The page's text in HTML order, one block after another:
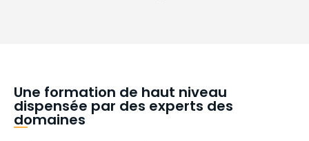
Une formation de haut niveau
dispensée par des experts des
domaines